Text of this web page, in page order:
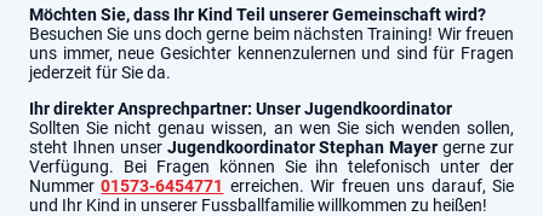
Möchten Sie, dass Ihr Kind Teil unserer Gemeinschaft wird?
Besuchen Sie uns doch gerne beim nächsten Training! Wir freuen
uns immer, neue Gesichter kennenzulernen und sind für Fragen
jederzeit für Sie da.
Ihr direkter Ansprechpartner: Unser Jugendkoordinator
Sollten Sie nicht genau wissen, an wen Sie sich wenden sollen,
steht Ihnen unser Jugendkoordinator Stephan Mayer gerne zur
Verfügung. Bei Fragen können Sie ihn telefonisch unter der
Nummer01573-6454771 erreichen. Wir freuen uns darauf, Sie
und Ihr Kind in unserer Fussballfamilie willkommen zu heißen!